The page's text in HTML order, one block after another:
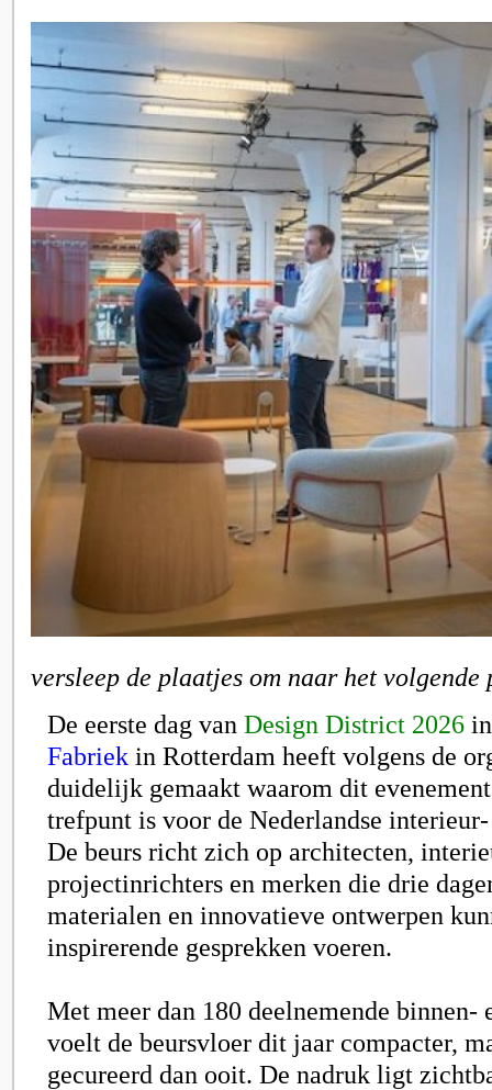
versleep de plaatjes om naar het
De eerste dag van Design District 2026
Fabriek in Rotterdam heeft volgens de
duidelijk gemaakt waarom dit
trefpunt is voor de Nederlandse
De beurs richt zich op architecten,
projectinrichters en merken die drie
materialen en innovatieve ontwerpen
inspirerende gesprekken voeren.
Met meer dan 180 deelnemende binnen-
voelt de beursvloer dit jaar compacter,
gecureerd dan ooit. De nadruk ligt